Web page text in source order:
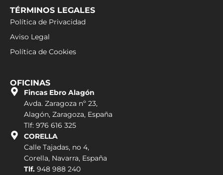
TÉRMINOS LEGALES
Política de Privacidad
Aviso Legal
Política de Cookies
OFICINAS
Fincas Ebro Alagón
Avda. Zaragoza nº 23,
Alagón, Zaragoza, España
Tlf: 976 616 325
CORELLA
Calle Tajadas, no 4,
Corella, Navarra, España
Tlf. 948 988 240